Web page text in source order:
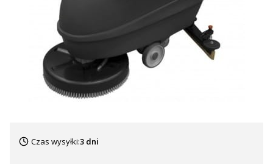
Czas wysyłki:3 dni